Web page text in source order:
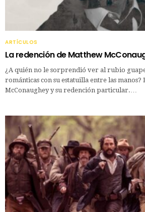
ARTÍCULOS
La redención de Matthew
¿A quién no le sorprendió ver al rubio
románticas con su estatuilla entre las
McConaughey y su redención particular.…